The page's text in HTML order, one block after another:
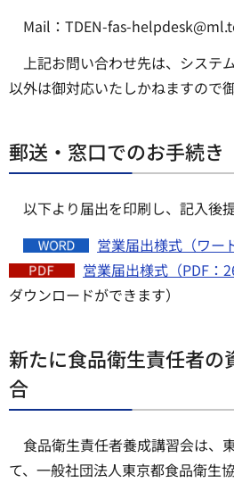
Mail：TDEN-fas-
上記お問い合わせ先は、システ
以外は御対応いたしかねますので
郵送・窓口でのお手続き
以下より届出を印刷し、記入後
営業届出様式（ワー
営業届出様式（PDF：
ダウンロードができます）
新たに食品衛生責任者の
合
食品衛生責任者養成講習会は、
て、一般社団法人東京都食品衛生